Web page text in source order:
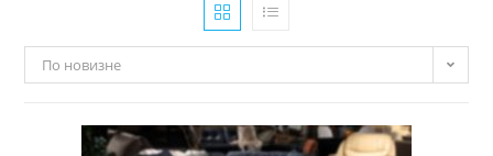
По новизне